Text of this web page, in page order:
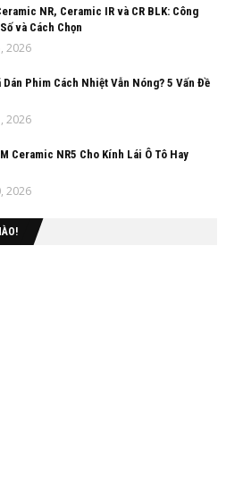
NR, Ceramic IR và CR BLK: Công
và Cách Chọn
2026
Dán Phim Cách Nhiệt Vẫn Nóng? 5 Vấn Đề
2026
Ceramic NR5 Cho Kính Lái Ô Tô Hay
2026